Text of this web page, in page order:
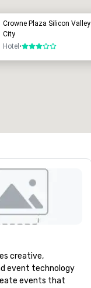
Crowne Plaza Silicon Valley
City
Hotel •3 su 5
creative,
event technology
events that